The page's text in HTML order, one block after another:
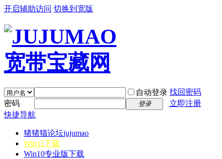
开启辅助访问 切换到宽版
自动登录 找回密码
密码
登录
立即注册
快捷导航
猪猪猫论坛jujumao
Win11下载
Win10专业版下载